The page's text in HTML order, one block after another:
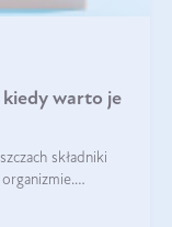
kiedy warto je
składniki